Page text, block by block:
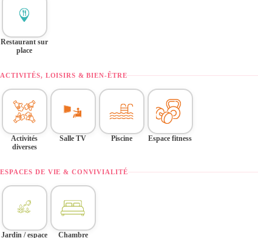
Restaurant sur
place
ACTIVITÉS, LOISIRS & BIEN-ÊTRE
Activités
diverses
Salle TV Piscine Espace fitness
ESPACES DE VIE & CONVIVIALITÉ
Jardin / espace Chambre